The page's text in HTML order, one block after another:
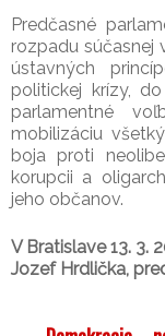
Predčasné
rozpadu súčasnej
ústavných
politickej krízy,
parlamentné
mobilizáciu
boja proti
korupcii a
jeho občanov.
V Bratislave 13. 3.
Jozef Hrdlička,